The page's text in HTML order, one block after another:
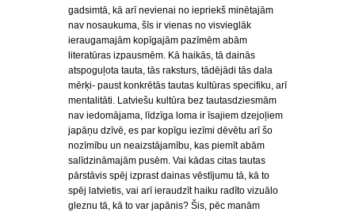
gadsimtā, kā arī nevienai no iepriekš minētajām
nav nosaukuma, šīs ir vienas no visvieglāk
ieraugamajām kopīgajām pazīmēm abām
literatūras izpausmēm. Kā haikās, tā dainās
atspoguļota tauta, tās raksturs, tādējādi tās dala
mērķi- paust konkrētās tautas kultūras specifiku, arī
mentalitāti. Latviešu kultūra bez tautasdziesmām
nav iedomājama, līdzīga loma ir īsajiem dzejoļiem
japāņu dzīvē, es par kopīgu iezīmi dēvētu arī šo
nozīmību un neaizstājamību, kas piemīt abām
salīdzināmajām pusēm. Vai kādas citas tautas
pārstāvis spēj izprast dainas vēstījumu tā, kā to
spēj latvietis, vai arī ieraudzīt haiku radīto vizuālo
gleznu tā, kā to var japānis? Šis, pēc manām